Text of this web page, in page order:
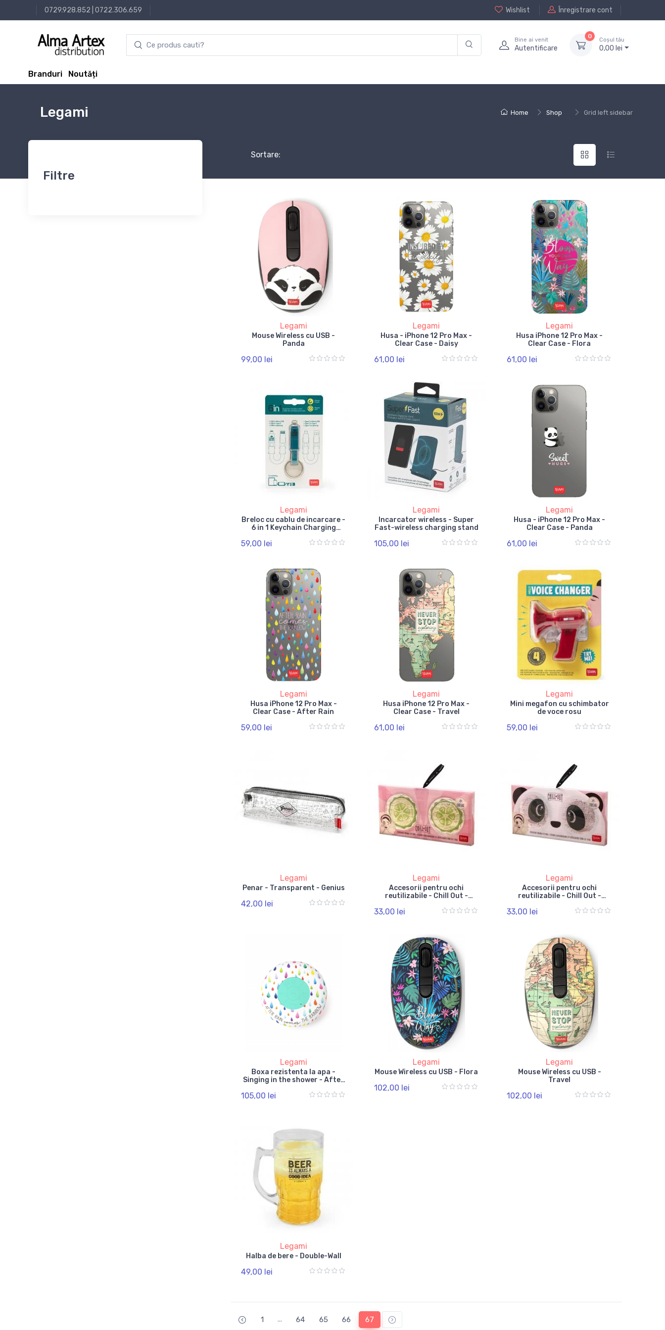
0729.928.852 0722.306.659 Wishlist Înregistrare cont
Bine ai venit
Autentificare
0
Coșul tău
0,00 lei
Branduri Noutăți
Home Shop Grid left sidebar
Legami
Filtre
Sortare:
Legami
Mouse Wireless cu USB -
Panda
99,00 lei
Legami
Husa - iPhone 12 Pro Max -
Clear Case - Daisy
61,00 lei
Legami
Husa iPhone 12 Pro Max -
Clear Case - Flora
61,00 lei
Legami
Breloc cu cablu de incarcare -
6 in 1 Keychain Charging
59,00 lei
Legami
Incarcator wireless - Super
Fast-wireless charging stand
105,00 lei
Legami
Husa - iPhone 12 Pro Max -
Clear Case - Panda
61,00 lei
Legami
Husa iPhone 12 Pro Max -
Clear Case - After Rain
59,00 lei
Legami
Husa iPhone 12 Pro Max -
Clear Case - Travel
61,00 lei
Legami
Mini megafon cu schimbator
de voce rosu
59,00 lei
Legami
Penar - Transparent - Genius
42,00 lei
Legami
Accesorii pentru ochi
reutilizabile - Chill Out -
33,00 lei
Legami
Accesorii pentru ochi
reutilizabile - Chill Out -
33,00 lei
Legami
Boxa rezistenta la apa -
Singing in the shower - After
105,00 lei
Legami
Mouse Wireless cu USB - Flora
102,00 lei
Legami
Mouse Wireless cu USB -
Travel
102,00 lei
Legami
Halba de bere - Double-Wall
49,00 lei
1 ... 64 65 66 67